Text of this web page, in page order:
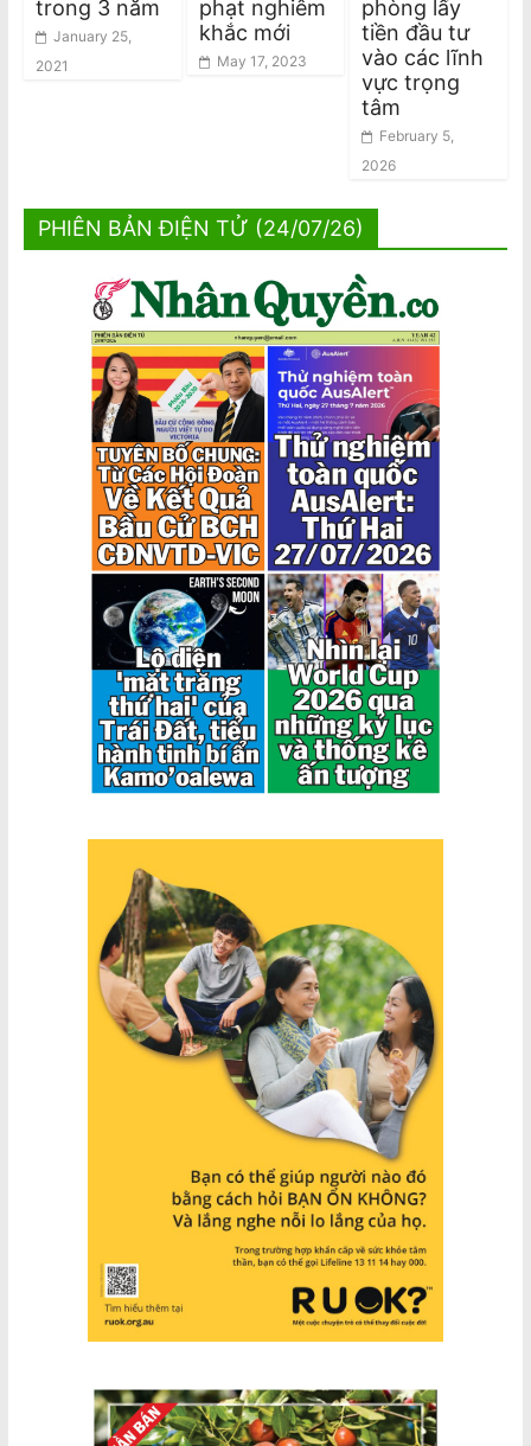
trong 3 năm
January 25,
2021
phạt nghiêm
khắc mới
May 17, 2023
phòng lấy
tiền đầu tư
vào các lĩnh
vực trọng
tâm
February 5,
2026
PHIÊN BẢN ĐIỆN TỬ (24/07/26)